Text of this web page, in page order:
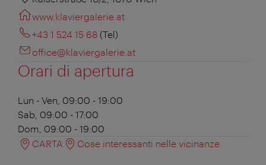
www.klaviergalerie.at
+43 1 524 15 68 (Tel)
office@klaviergalerie.at
Orari di apertura
Lun - Ven, 09:00 - 19:00
Sab, 09:00 - 17:00
Dom, 09:00 - 19:00
CARTA
Cose interessanti nelle vicinanze